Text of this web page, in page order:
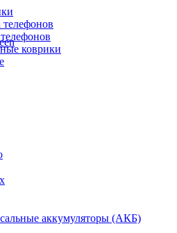
коврики
аккумуляторы (АКБ)